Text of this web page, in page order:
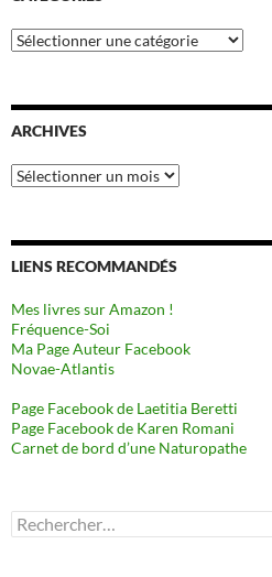
Catégories
ARCHIVES
Archives
LIENS RECOMMANDÉS
Mes livres sur Amazon !
Fréquence-Soi
Ma Page Auteur Facebook
Novae-Atlantis
Page Facebook de Laetitia Beretti
Page Facebook de Karen Romani
Carnet de bord d’une Naturopathe
Rechercher :